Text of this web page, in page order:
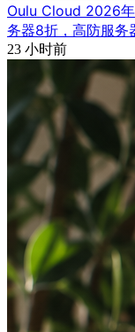
Oulu Cloud 2026
务器8折，高防服
23 小时前